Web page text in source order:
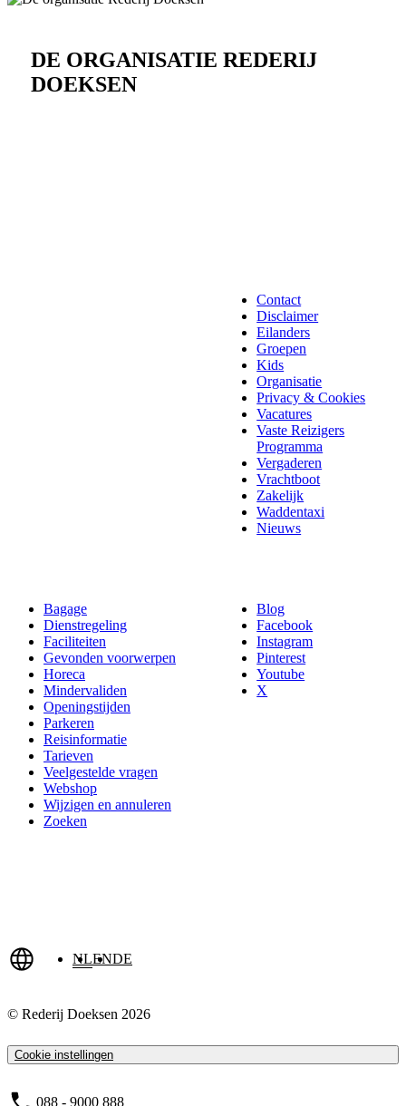
DE ORGANISATIE REDERIJ
DOEKSEN
Contact
Disclaimer
Eilanders
Groepen
Kids
Organisatie
Privacy & Cookies
Vacatures
Vaste Reizigers
Programma
Vergaderen
Vrachtboot
Zakelijk
Waddentaxi
Nieuws
Bagage
Dienstregeling
Faciliteiten
Gevonden voorwerpen
Horeca
Mindervaliden
Openingstijden
Parkeren
Reisinformatie
Tarieven
Veelgestelde vragen
Webshop
Wijzigen en annuleren
Zoeken
Blog
Facebook
Instagram
Pinterest
Youtube
X
NLENDE
© Rederij Doeksen 2026
Cookie instellingen
088 - 9000 888